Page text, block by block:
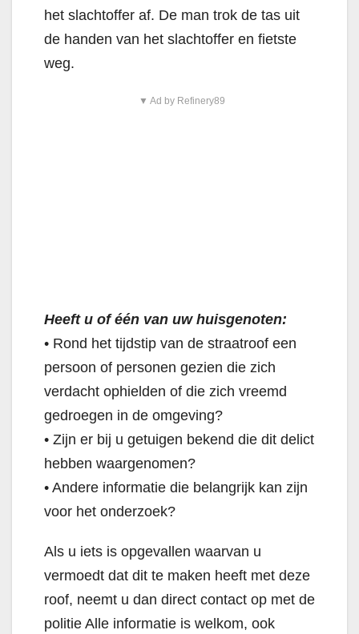
het slachtoffer af. De man trok de tas uit
de handen van het slachtoffer en fietste
weg.
▼ Ad by Refinery89
Heeft u of één van uw huisgenoten:
• Rond het tijdstip van de straatroof een
persoon of personen gezien die zich
verdacht ophielden of die zich vreemd
gedroegen in de omgeving?
• Zijn er bij u getuigen bekend die dit delict
hebben waargenomen?
• Andere informatie die belangrijk kan zijn
voor het onderzoek?
Als u iets is opgevallen waarvan u
vermoedt dat dit te maken heeft met deze
roof, neemt u dan direct contact op met de
politie Alle informatie is welkom, ook